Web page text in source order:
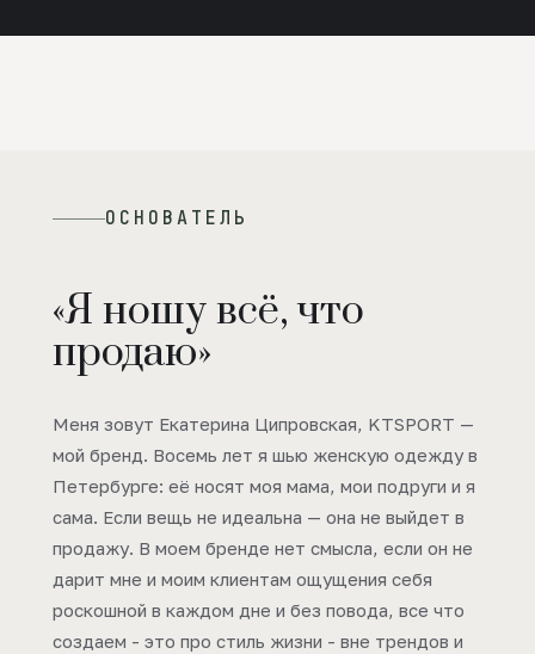
ОСНОВАТЕЛЬ
«Я ношу всё, что
продаю»
Меня зовут Екатерина Ципровская, KTSPORT —
мой бренд. Восемь лет я шью женскую одежду в
Петербурге: её носят моя мама, мои подруги и я
сама. Если вещь не идеальна — она не выйдет в
продажу. В моем бренде нет смысла, если он не
дарит мне и моим клиентам ощущения себя
роскошной в каждом дне и без повода, все что
создаем - это про стиль жизни - вне трендов и